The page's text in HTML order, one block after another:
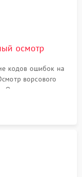
Подробнее →
Подробнее →
осмотр
кодов ошибок на
ворсового
Опрос клиента о
сильно шумит